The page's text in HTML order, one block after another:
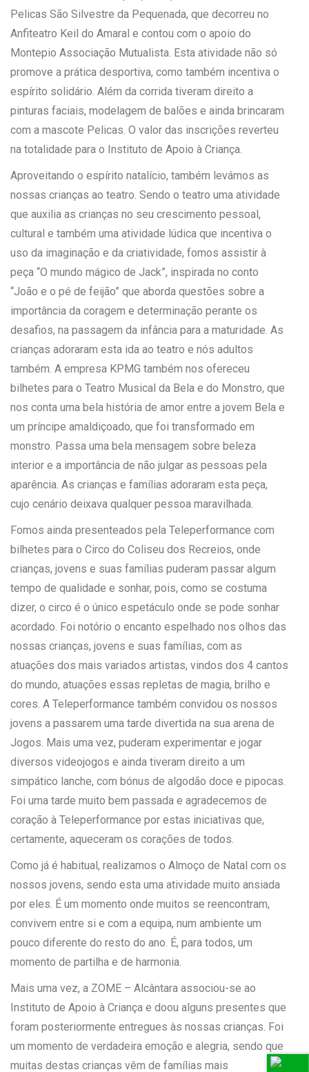
Pelicas São Silvestre da Pequenada, que decorreu no
Anfiteatro Keil do Amaral e contou com o apoio do
Montepio Associação Mutualista. Esta atividade não só
promove a prática desportiva, como também incentiva o
espírito solidário. Além da corrida tiveram direito a
pinturas faciais, modelagem de balões e ainda brincaram
com a mascote Pelicas. O valor das inscrições reverteu
na totalidade para o Instituto de Apoio à Criança.
Aproveitando o espírito natalício, também levámos as
nossas crianças ao teatro. Sendo o teatro uma atividade
que auxilia as crianças no seu crescimento pessoal,
cultural e também uma atividade lúdica que incentiva o
uso da imaginação e da criatividade, fomos assistir à
peça “O mundo mágico de Jack”, inspirada no conto
“João e o pé de feijão” que aborda questões sobre a
importância da coragem e determinação perante os
desafios, na passagem da infância para a maturidade. As
crianças adoraram esta ida ao teatro e nós adultos
também. A empresa KPMG também nos ofereceu
bilhetes para o Teatro Musical da Bela e do Monstro, que
nos conta uma bela história de amor entre a jovem Bela e
um príncipe amaldiçoado, que foi transformado em
monstro. Passa uma bela mensagem sobre beleza
interior e a importância de não julgar as pessoas pela
aparência. As crianças e famílias adoraram esta peça,
cujo cenário deixava qualquer pessoa maravilhada.
Fomos ainda presenteados pela Teleperformance com
bilhetes para o Circo do Coliseu dos Recreios, onde
crianças, jovens e suas famílias puderam passar algum
tempo de qualidade e sonhar, pois, como se costuma
dizer, o circo é o único espetáculo onde se pode sonhar
acordado. Foi notório o encanto espelhado nos olhos das
nossas crianças, jovens e suas famílias, com as
atuações dos mais variados artistas, vindos dos 4 cantos
do mundo, atuações essas repletas de magia, brilho e
cores. A Teleperformance também convidou os nossos
jovens a passarem uma tarde divertida na sua arena de
Jogos. Mais uma vez, puderam experimentar e jogar
diversos videojogos e ainda tiveram direito a um
simpático lanche, com bónus de algodão doce e pipocas.
Foi uma tarde muito bem passada e agradecemos de
coração à Teleperformance por estas iniciativas que,
certamente, aqueceram os corações de todos.
Como já é habitual, realizamos o Almoço de Natal com os
nossos jovens, sendo esta uma atividade muito ansiada
por eles. É um momento onde muitos se reencontram,
convivem entre si e com a equipa, num ambiente um
pouco diferente do resto do ano. É, para todos, um
momento de partilha e de harmonia.
Mais uma vez, a ZOME – Alcântara associou-se ao
Instituto de Apoio à Criança e doou alguns presentes que
foram posteriormente entregues às nossas crianças. Foi
um momento de verdadeira emoção e alegria, sendo que
muitas destas crianças vêm de famílias mais